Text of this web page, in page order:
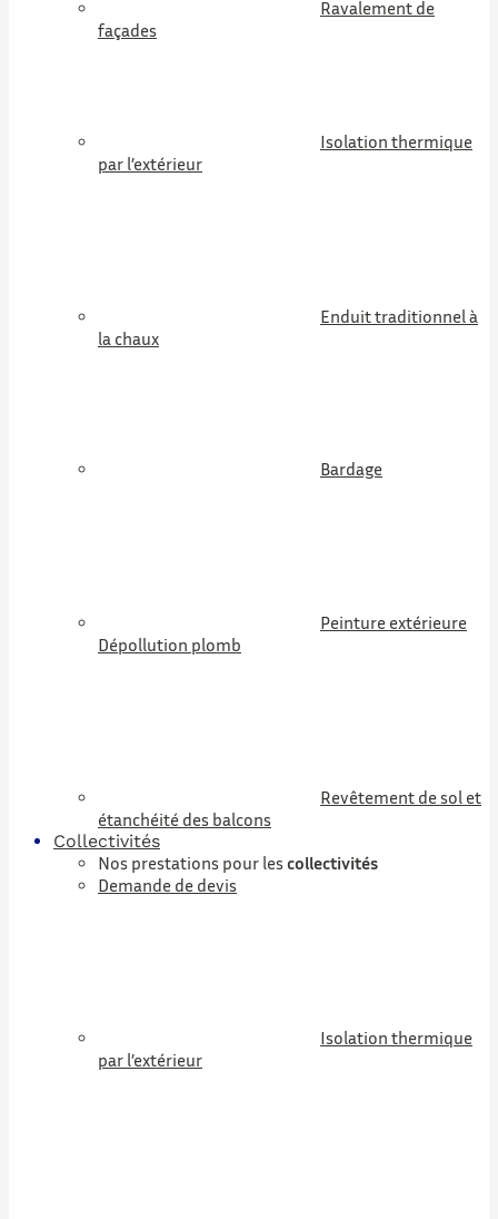
Ravalement de
façades
Isolation thermique
par l’extérieur
Enduit traditionnel à
la chaux
Bardage
Peinture extérieure
Dépollution plomb
Revêtement de sol et
étanchéité des balcons
Collectivités
Nos prestations pour lescollectivités
Demande de devis
Isolation thermique
par l’extérieur